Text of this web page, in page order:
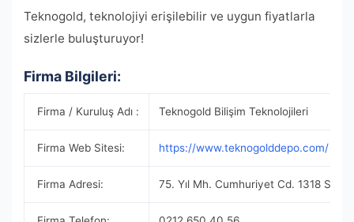
Teknogold, teknolojiyi erişilebilir ve uygun fiyatlarla
sizlerle buluşturuyor!
Firma Bilgileri:
Firma / Kuruluş Adı : Teknogold Bilişim Teknolojileri
Firma Web Sitesi: https://www.teknogolddepo.com/
Firma Adresi: 75. Yıl Mh. Cumhuriyet Cd. 1318 Sk.